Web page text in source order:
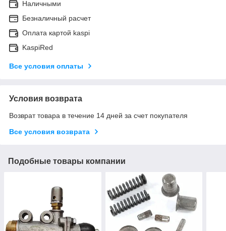
Наличными
Безналичный расчет
Оплата картой kaspi
KaspiRed
Все условия оплаты
Условия возврата
Возврат товара в течение 14 дней за счет покупателя
Все условия возврата
Подобные товары компании